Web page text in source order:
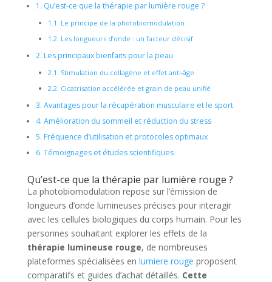
1. Qu’est-ce que la thérapie par lumière rouge ?
1.1. Le principe de la photobiomodulation
1.2. Les longueurs d’onde : un facteur décisif
2. Les principaux bienfaits pour la peau
2.1. Stimulation du collagène et effet anti-âge
2.2. Cicatrisation accélérée et grain de peau unifié
3. Avantages pour la récupération musculaire et le sport
4. Amélioration du sommeil et réduction du stress
5. Fréquence d’utilisation et protocoles optimaux
6. Témoignages et études scientifiques
Qu’est-ce que la thérapie par lumière rouge ?
La photobiomodulation repose sur l’émission de
longueurs d’onde lumineuses précises pour interagir
avec les cellules biologiques du corps humain. Pour les
personnes souhaitant explorer les effets de la
thérapie lumineuse rouge, de nombreuses
plateformes spécialisées en lumiere rouge proposent
comparatifs et guides d’achat détaillés. Cette